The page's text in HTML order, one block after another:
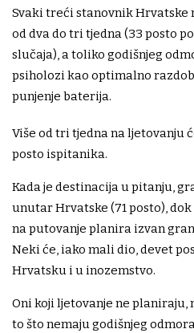
Svaki treći stanovnik Hrvatske
od dva do tri tjedna (33 posto
slučaja), a toliko godišnjeg
psiholozi kao optimalno
punjenje baterija.
Više od tri tjedna na ljetovanju
posto ispitanika.
Kada je destinacija u pitanju,
unutar Hrvatske (71 posto),
na putovanje planira izvan
Neki će, iako mali dio, devet
Hrvatsku i u inozemstvo.
Oni koji ljetovanje ne planiraju,
to što nemaju godišnjeg